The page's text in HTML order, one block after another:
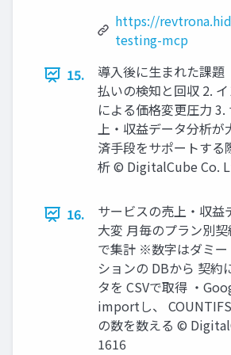
https://
testing-mcp
15.
導⼊後に⽣まれた課題
払いの検知と回収 2.
による価格変更圧⼒
上‧収益データ分析が
済⼿段をサポートする
析 © DigitalCube Co.
16.
サービスの売上‧収益
⼤変 ⽉毎のプラン別
で集計 ※数字はダミー
ションの DBから 契約
タを CSVで取得 ・
importし、
の数を数える ©
1616